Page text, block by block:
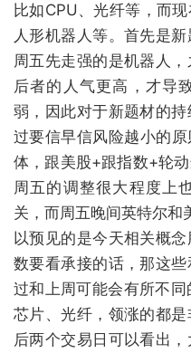
比如CPU、光纤等，而
人形机器人等。首先是
周五先走强的是机器人
后者的人气更高，才导
弱，因此对于新题材的
过要信早信风险越小的
体，跟美股+跟指数+轮
周五的调整很大程度上
关，而周五晚间英特尔和
以预见的是今天相关概
数要看承接的话，那这
过和上周可能会有所不
芯片、光纤，领涨的都
后两个交易日可以看出